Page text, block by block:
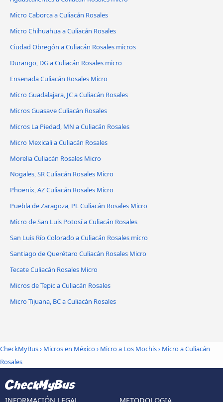
Micro Caborca a Culiacán Rosales
Micro Chihuahua a Culiacán Rosales
Ciudad Obregón a Culiacán Rosales micros
Durango, DG a Culiacán Rosales micro
Ensenada Culiacán Rosales Micro
Micro Guadalajara, JC a Culiacán Rosales
Micros Guasave Culiacán Rosales
Micros La Piedad, MN a Culiacán Rosales
Micro Mexicali a Culiacán Rosales
Morelia Culiacán Rosales Micro
Nogales, SR Culiacán Rosales Micro
Phoenix, AZ Culiacán Rosales Micro
Puebla de Zaragoza, PL Culiacán Rosales Micro
Micro de San Luis Potosí a Culiacán Rosales
San Luis Río Colorado a Culiacán Rosales micro
Santiago de Querétaro Culiacán Rosales Micro
Tecate Culiacán Rosales Micro
Micros de Tepic a Culiacán Rosales
Micro Tijuana, BC a Culiacán Rosales
CheckMyBus› Micros en México› Micro a Los Mochis› Micro a Culiacán
Rosales